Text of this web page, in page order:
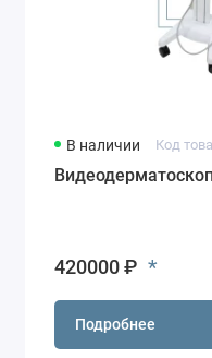
В наличии Код
420000 ₽ *
Подробнее